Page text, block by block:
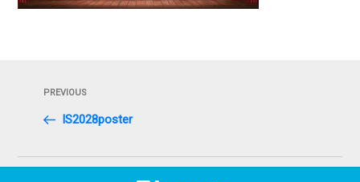
ビ
Previous
Post
PREVIOUS
IS2028poster